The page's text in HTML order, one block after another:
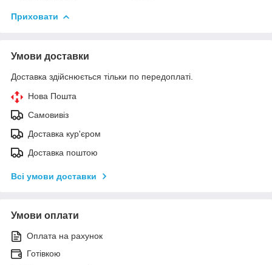
Приховати
Умови доставки
Доставка здійснюється тільки по передоплаті.
Нова Пошта
Самовивіз
Доставка кур'єром
Доставка поштою
Всі умови доставки
Умови оплати
Оплата на рахунок
Готівкою